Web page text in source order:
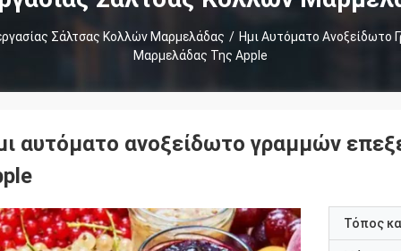
Σάλτσας Κολλών Μαρμελάδας / Ημι Αυτόματο Ανοξείδωτο
Μαρμελάδας Της Apple
αυτόματο ανοξείδωτο γραμμών
Τόπος